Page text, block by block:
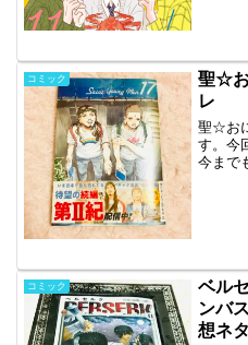
コミック
聖☆お
レ
聖☆お
す。今
今まで
コミック
ベル
ンバ
想ネ